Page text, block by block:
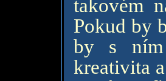
takovém
Pokud by
by s ním
kreativita